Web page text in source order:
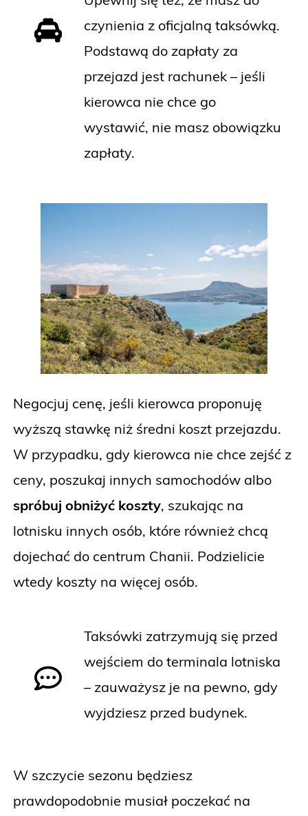
czynienia z oficjalną taksówką.
Podstawą do zapłaty za
przejazd jest rachunek – jeśli
kierowca nie chce go
wystawić, nie masz obowiązku
zapłaty.
Negocjuj cenę, jeśli kierowca proponuję
wyższą stawkę niż średni koszt przejazdu.
W przypadku, gdy kierowca nie chce zejść z
ceny, poszukaj innych samochodów albo
spróbuj obniżyć koszty, szukając na
lotnisku innych osób, które również chcą
dojechać do centrum Chanii. Podzielicie
wtedy koszty na więcej osób.
Taksówki zatrzymują się przed
wejściem do terminala lotniska
– zauważysz je na pewno, gdy
wyjdziesz przed budynek.
W szczycie sezonu będziesz
prawdopodobnie musiał poczekać na